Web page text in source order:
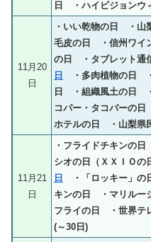
日 ・ハイビジョンウ
11月20
日
・いい乾物の日 ・山
毛皮の日 ・信州ワイ
の日 ・タブレット通
日
・多肉植物の日
日 ・組織風土の日
コパー・タコパー
ホテルの日 ・山梨県
11月21
日
・フライドチキンの
シオの日（ＸＸＩＯ
日
・「ロッキー」
キンの日 ・マリルー
フライの日 ・世界
(～30日)